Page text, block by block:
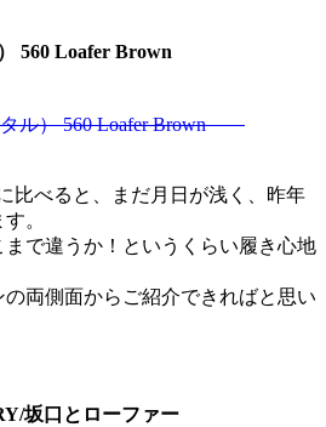
560 Loafer Brown
タル） 560 Loafer Brown
比べると、まだ月日が浅く、昨年
。
で違うか！というくらい履き心地
両側面からご紹介できればと思い
坂口とローファー